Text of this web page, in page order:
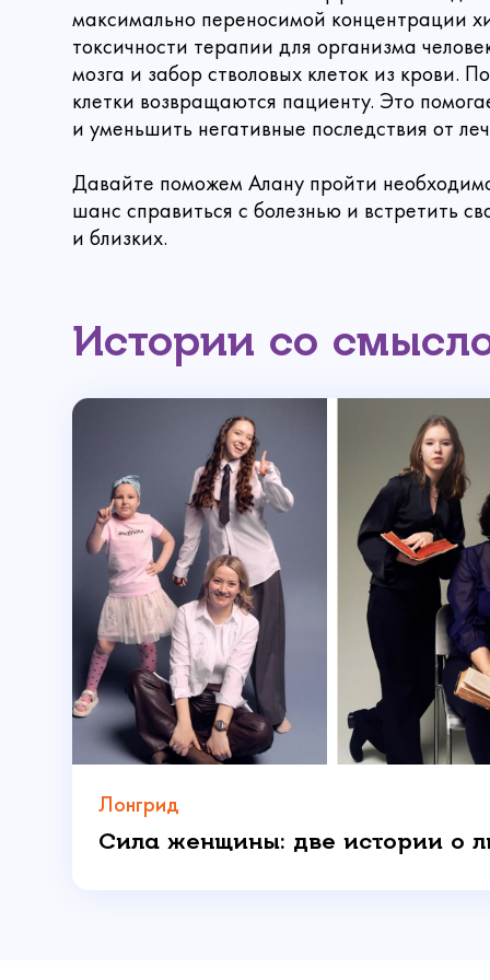
максимально переносимой концентрации
токсичности терапии для организма
мозга и забор стволовых клеток из крови.
клетки возвращаются пациенту. Это
и уменьшить негативные последствия от
Давайте поможем Алану пройти
шанс справиться с болезнью и встретить
и близких.
Истории со
Лонгрид
А вас уже
внутри,
Имя
Ваш email
Даю
Выберите
300